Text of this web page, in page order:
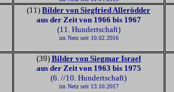
(11) Bilder von Siegfried Allerödder
aus der Zeit von 1966 bis 1967
(11. Hundertschaft)
im Netz seit 10.02.2016
(39) Bilder von Siegmar Israel
aus der Zeit von 1963 bis 1975
(6. //10. Hundertschaft)
im Netz seit 13.10.2017